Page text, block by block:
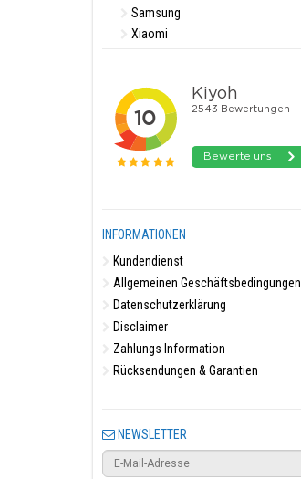
Samsung
Xiaomi
INFORMATIONEN
Kundendienst
Allgemeinen Geschäftsbedingungen
Datenschutzerklärung
Disclaimer
Zahlungs Information
Rücksendungen & Garantien
NEWSLETTER